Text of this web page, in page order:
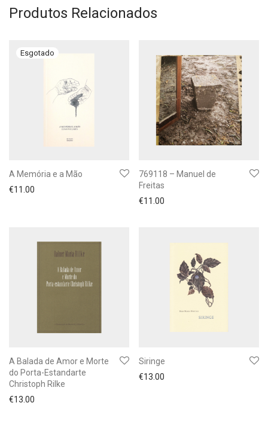
Produtos Relacionados
A Memória e a Mão
€11.00
769118 – Manuel de
Freitas
€11.00
A Balada de Amor e Morte
do Porta-Estandarte
Christoph Rilke
€13.00
Siringe
€13.00